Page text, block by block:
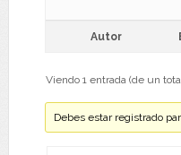
Autor
Viendo 1 entrada (de un
Debes estar registrado